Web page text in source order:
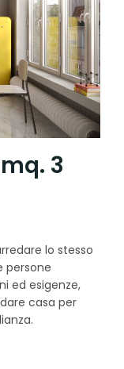
3
lo stesso
persone
ed esigenze,
casa per